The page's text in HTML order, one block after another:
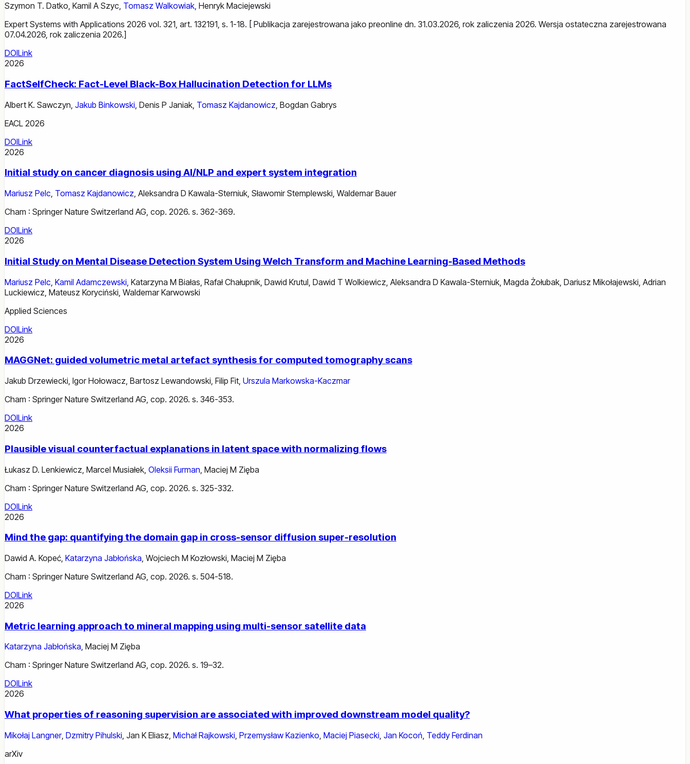
Szymon T. Datko, Kamil A Szyc, Tomasz Walkowiak, Henryk Maciejewski
Expert Systems with Applications 2026 vol. 321, art. 132191, s. 1-18. [ Publikacja zarejestrowana jako preonline dn. 31.03.2026, rok zaliczenia 2026. Wersja ostateczna zarejestrowana
07.04.2026, rok zaliczenia 2026.]
DOILink
2026
FactSelfCheck: Fact-Level Black-Box Hallucination Detection for LLMs
Albert K. Sawczyn Jakub Binkowski Denis P Janiak Tomasz Kajdanowicz Bogdan Gabrys
EACL 2026
DOILink
2026
Initial study on cancer diagnosis using AI/NLP and expert system integration
Mariusz Pelc, Tomasz Kajdanowicz, Aleksandra D Kawala-Sterniuk, Sławomir Stemplewski, Waldemar Bauer
Cham : Springer Nature Switzerland AG, cop. 2026. s. 362-369.
DOILink
2026
Initial Study on Mental Disease Detection System Using Welch Transform and Machine Learning-Based Methods
Mariusz Pelc Kamil Adamczewski Katarzyna M Białas Rafał Chałupnik Dawid Krutul Dawid T Wolkiewicz Aleksandra D Kawala-Sterniuk Magda Żołubak Dariusz Mikołajewski Adrian
Luckiewicz Mateusz Koryciński Waldemar Karwowski
Applied Sciences
DOILink
2026
MAGGNet: guided volumetric metal artefact synthesis for computed tomography scans
Jakub Drzewiecki, Igor Hołowacz, Bartosz Lewandowski, Filip Fit, Urszula Markowska-Kaczmar
Cham : Springer Nature Switzerland AG, cop. 2026. s. 346-353.
DOILink
2026
Plausible visual counterfactual explanations in latent space with normalizing flows
Łukasz D. Lenkiewicz Marcel Musiałek Oleksii Furman Maciej M Zięba
Cham : Springer Nature Switzerland AG, cop. 2026. s. 325-332.
DOILink
2026
Mind the gap: quantifying the domain gap in cross-sensor diffusion super-resolution
Dawid A. Kopeć Katarzyna Jabłońska Wojciech M Kozłowski Maciej M Zięba
Cham : Springer Nature Switzerland AG, cop. 2026. s. 504-518.
DOILink
2026
Metric learning approach to mineral mapping using multi-sensor satellite data
Katarzyna Jabłońska, Maciej M Zięba
Cham : Springer Nature Switzerland AG, cop. 2026. s. 19–32.
DOILink
2026
What properties of reasoning supervision are associated with improved downstream model quality?
Mikołaj Langner, Dzmitry Pihulski Jan K Eliasz Michał Rajkowski Przemysław Kazienko Maciej Piasecki Jan Kocoń Teddy Ferdinan
arXiv